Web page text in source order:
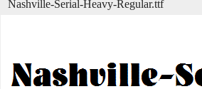
Nashville-Serial-Heavy-Regular.ttf